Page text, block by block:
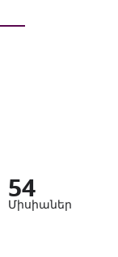
54
Միսիաներ